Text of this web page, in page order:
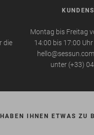
die
Montag bis Freitag
14:00 bis 17:00
unter (+33)
IHNEN ETWAS ZU